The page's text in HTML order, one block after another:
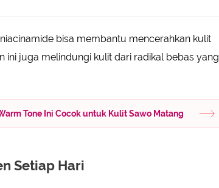
bisa membantu mencerahkan kulit
ini juga melindungi kulit dari radikal bebas yang
Tone Ini Cocok untuk Kulit Sawo Matang
Setiap Hari